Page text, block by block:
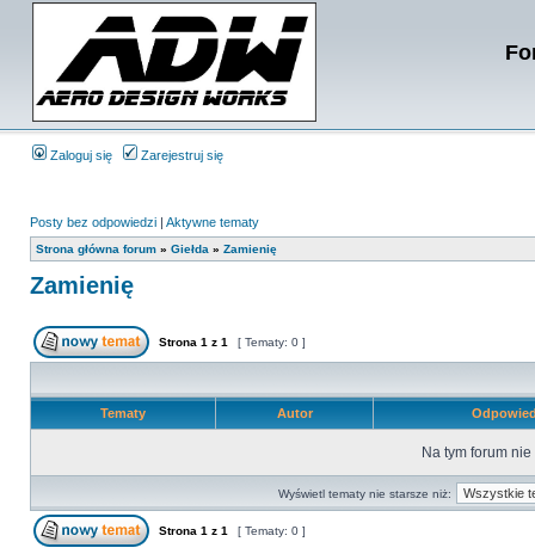
Zaloguj się Zarejestruj się
Posty bez odpowiedzi | Aktywne tematy
Strona główna forum » Giełda » Zamienię
Zamienię
Strona 1 z 1 [ Tematy: 0 ]
Tematy Autor
Na tym forum
Wyświetl tematy nie starsze niż:
Strona 1 z 1 [ Tematy: 0 ]